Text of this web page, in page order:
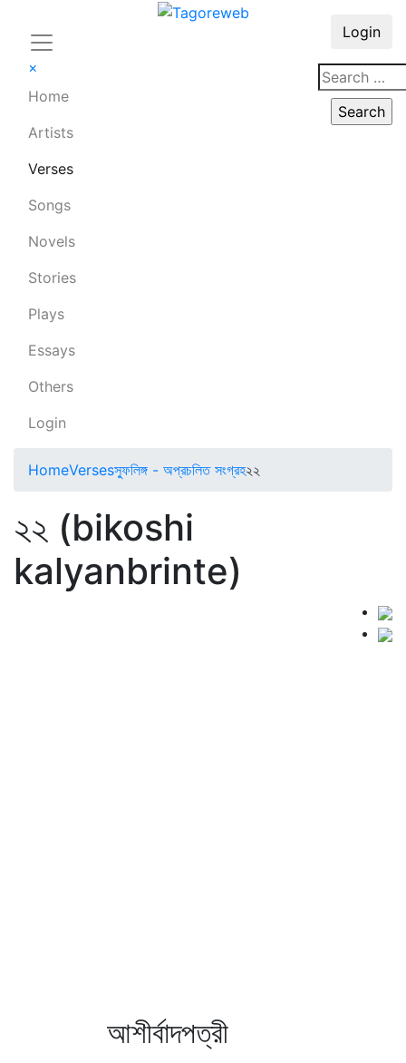
×
Home
Artists
Verses
Songs
Novels
Stories
Plays
Essays
Others
Login
Login
HomeVersesস্ফুলিঙ্গ - অপ্রচলিত সংগ্রহ২২
২২ (bikoshi
kalyanbrinte)
আশীর্বাদপত্রী